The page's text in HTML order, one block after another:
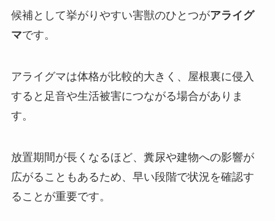
候補として挙がりやすい害獣のひとつがアライグ
マです。
アライグマは体格が比較的大きく、屋根裏に侵入
すると足音や生活被害につながる場合がありま
す。
放置期間が長くなるほど、糞尿や建物への影響が
広がることもあるため、早い段階で状況を確認す
ることが重要です。